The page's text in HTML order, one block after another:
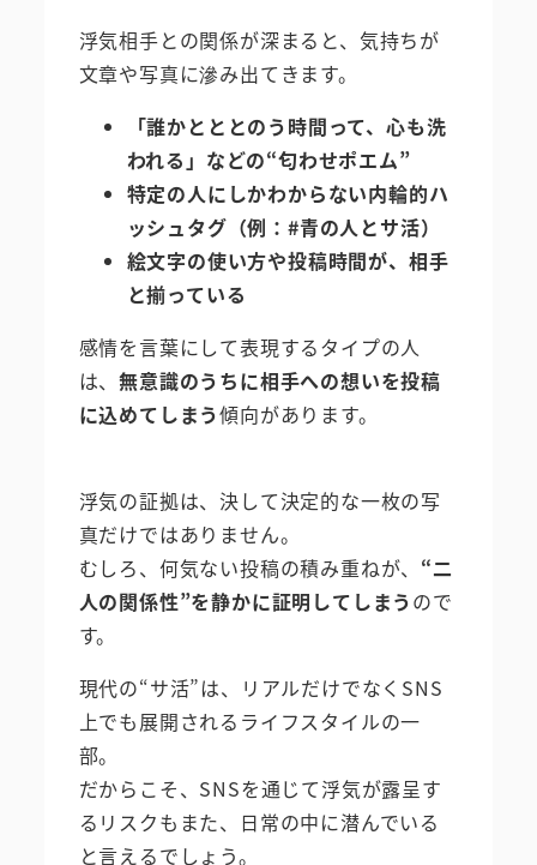
浮気相手との関係が深まると、気持ちが
文章や写真に滲み出てきます。
「誰かとととのう時間って、心も洗
われる」などの“匂わせポエム”
特定の人にしかわからない内輪的ハ
ッシュタグ（例：#青の人とサ活）
絵文字の使い方や投稿時間が、相手
と揃っている
感情を言葉にして表現するタイプの人
は、無意識のうちに相手への想いを投稿
に込めてしまう傾向があります。
浮気の証拠は、決して決定的な一枚の写
真だけではありません。
むしろ、何気ない投稿の積み重ねが、 “二
人の関係性”を静かに証明してしまうので
す。
現代の“サ活”は、リアルだけでなくSNS
上でも展開されるライフスタイルの一
部。
だからこそ、SNSを通じて浮気が露呈す
るリスクもまた、日常の中に潜んでいる
と言えるでしょう。